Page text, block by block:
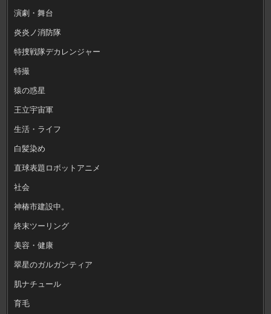
演劇・舞台
炎炎ノ消防隊
特捜戦隊デカレンジャー
特撮
猿の惑星
王立宇宙軍
生活・ライフ
白髪染め
直球表題ロボットアニメ
社会
神椿市建設中。
終末ツーリング
美容・健康
翠星のガルガンティア
肌ナチュール
育毛